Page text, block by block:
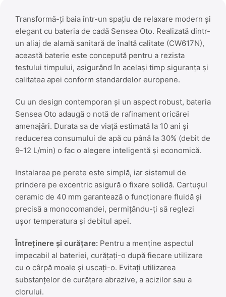
Transformă-ți baia într-un spațiu de relaxare modern și
elegant cu bateria de cadă Sensea Oto. Realizată dintr-
un aliaj de alamă sanitară de înaltă calitate (CW617N),
această baterie este concepută pentru a rezista
testului timpului, asigurând în același timp siguranța și
calitatea apei conform standardelor europene.
Cu un design contemporan și un aspect robust, bateria
Sensea Oto adaugă o notă de rafinament oricărei
amenajări. Durata sa de viață estimată la 10 ani și
reducerea consumului de apă cu până la 30% (debit de
9-12 L/min) o fac o alegere inteligentă și economică.
Instalarea pe perete este simplă, iar sistemul de
prindere pe excentric asigură o fixare solidă. Cartușul
ceramic de 40 mm garantează o funcționare fluidă și
precisă a monocomandei, permițându-ți să reglezi
ușor temperatura și debitul apei.
Întreținere și curățare: Pentru a menține aspectul
impecabil al bateriei, curățați-o după fiecare utilizare
cu o cârpă moale și uscați-o. Evitați utilizarea
substanțelor de curățare abrazive, a acizilor sau a
clorului.